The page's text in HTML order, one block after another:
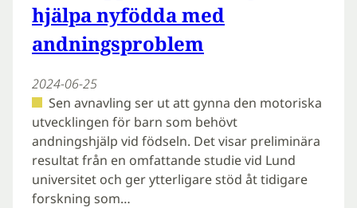
hjälpa nyfödda med
andningsproblem
2024-06-25
Sen avnavling ser ut att gynna den motoriska
utvecklingen för barn som behövt
andningshjälp vid födseln. Det visar preliminära
resultat från en omfattande studie vid Lund
universitet och ger ytterligare stöd åt tidigare
forskning som…